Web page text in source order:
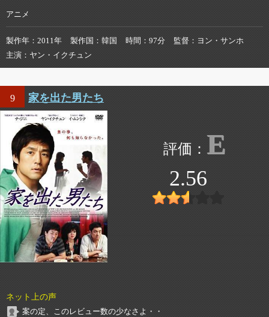
アニメ
製作年 2011年 製作国 韓国 時間 97分 監督
ヨン・サンホ
主演
ヤン・イクチュン
9 家を出た男たち
E
2.56
ネット上の声
案の定、このレビュー数の少なさよ・・